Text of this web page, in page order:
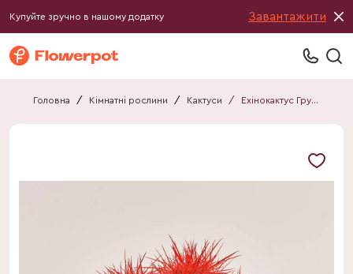
Купуйте зручно в нашому додатку Завантажити
Головна / Кімнатні рослини / Кактуси / Ехінокактус Грузоні Рейнбов дабл